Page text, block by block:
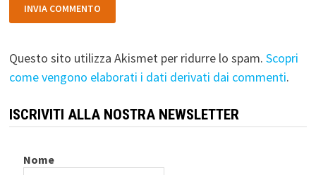
Questo sito utilizza Akismet per ridurre lo spam. Scopri
come vengono elaborati i dati derivati dai commenti.
ISCRIVITI ALLA NOSTRA NEWSLETTER
Nome